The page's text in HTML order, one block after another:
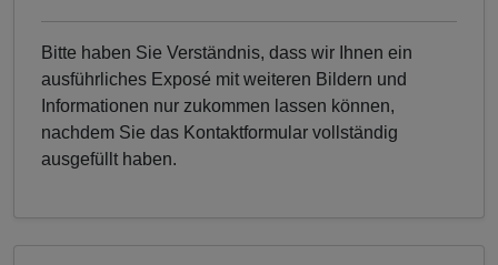
Bitte haben Sie Verständnis, dass wir Ihnen ein
ausführliches Exposé mit weiteren Bildern und
Informationen nur zukommen lassen können,
nachdem Sie das Kontaktformular vollständig
ausgefüllt haben.